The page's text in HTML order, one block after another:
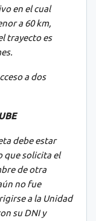
en el cual
a 60 km,
trayecto es
a dos
debe estar
que solicita el
de otra
no fue
a la Unidad
su DNI y